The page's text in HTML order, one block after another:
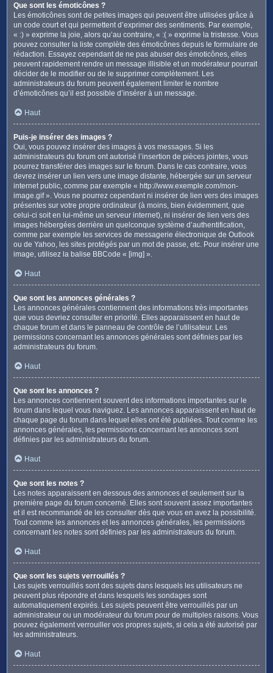
Que sont les émoticônes ?
Les émoticônes sont de petites images qui peuvent être utilisées grâce à
un code court et qui permettent d’exprimer des sentiments. Par exemple,
« :) » exprime la joie, alors qu’au contraire, « :( » exprime la tristesse. Vous
pouvez consulter la liste complète des émoticônes depuis le formulaire de
rédaction. Essayez cependant de ne pas abuser des émoticônes, elles
peuvent rapidement rendre un message illisible et un modérateur pourrait
décider de le modifier ou de le supprimer complètement. Les
administrateurs du forum peuvent également limiter le nombre
d’émoticônes qu’il est possible d’insérer à un message.
Haut
Puis-je insérer des images ?
Oui, vous pouvez insérer des images à vos messages. Si les
administrateurs du forum ont autorisé l’insertion de pièces jointes, vous
pourrez transférer des images sur le forum. Dans le cas contraire, vous
devrez insérer un lien vers une image distante, hébergée sur un serveur
internet public, comme par exemple « http://www.exemple.com/mon-
image.gif ». Vous ne pourrez cependant ni insérer de lien vers des images
présentes sur votre propre ordinateur (à moins, bien évidemment, que
celui-ci soit en lui-même un serveur internet), ni insérer de lien vers des
images hébergées derrière un quelconque système d’authentification,
comme par exemple les services de messagerie électronique de Outlook
ou de Yahoo, les sites protégés par un mot de passe, etc. Pour insérer une
image, utilisez la balise BBCode « [img] ».
Haut
Que sont les annonces générales ?
Les annonces générales contiennent des informations très importantes
que vous devriez consulter en priorité. Elles apparaissent en haut de
chaque forum et dans le panneau de contrôle de l’utilisateur. Les
permissions concernant les annonces générales sont définies par les
administrateurs du forum.
Haut
Que sont les annonces ?
Les annonces contiennent souvent des informations importantes sur le
forum dans lequel vous naviguez. Les annonces apparaissent en haut de
chaque page du forum dans lequel elles ont été publiées. Tout comme les
annonces générales, les permissions concernant les annonces sont
définies par les administrateurs du forum.
Haut
Que sont les notes ?
Les notes apparaissent en dessous des annonces et seulement sur la
première page du forum concerné. Elles sont souvent assez importantes
et il est recommandé de les consulter dès que vous en avez la possibilité.
Tout comme les annonces et les annonces générales, les permissions
concernant les notes sont définies par les administrateurs du forum.
Haut
Que sont les sujets verrouillés ?
Les sujets verrouillés sont des sujets dans lesquels les utilisateurs ne
peuvent plus répondre et dans lesquels les sondages sont
automatiquement expirés. Les sujets peuvent être verrouillés par un
administrateur ou un modérateur du forum pour de multiples raisons. Vous
pouvez également verrouiller vos propres sujets, si cela a été autorisé par
les administrateurs.
Haut